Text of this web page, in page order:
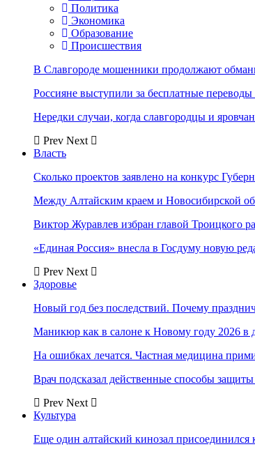
Политика
Экономика
Образование
Происшествия
В Славгороде мошенники продолжают
Россияне выступили за бесплатные переводы
Нередки случаи, когда славгородцы и
Prev Next
Власть
Сколько проектов заявлено на конкурс
Между Алтайским краем и Новосибирской
Виктор Журавлев избран главой Троицкого
«Единая Россия» внесла в Госдуму новую
Prev Next
Здоровье
Новый год без последствий. Почему
Маникюр как в салоне к Новому году 2026 в
На ошибках лечатся. Частная медицина
Врач подсказал действенные способы
Prev Next
Культура
Еще один алтайский кинозал присоединился